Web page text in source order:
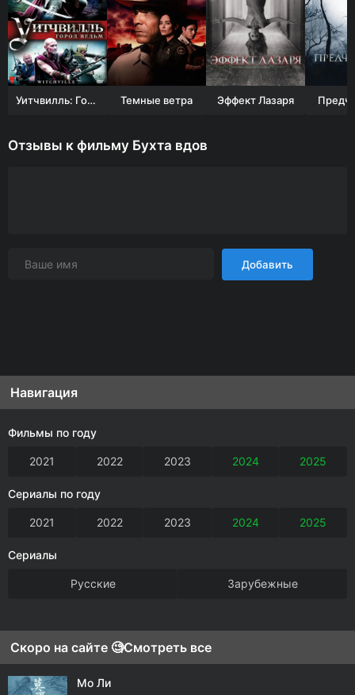
Уитчвилль: Город ведьм Темные ветра Эффект Лазаря
Отзывы к фильму Бухта вдов
Добавить
Навигация
Фильмы по году
2021 2022 2023 2024 2025
Сериалы по году
2021 2022 2023 2024 2025
Сериалы
Русские Зарубежные
Скоро на сайте 🧐Смотреть все
Мо Ли